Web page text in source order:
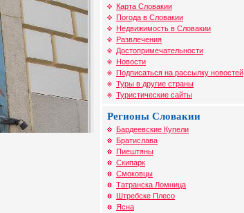
Карта Словакии
Погода в Словакии
Недвижимость в Словакии
Развлечения
Достопримечательности
Новости
Подписаться на рассылку новостей
Туры в другие страны
Туристические сайты
Регионы Словакии
Бардеевские Купели
Братислава
Пиештяны
Скипарк
Смоковцы
Татранска Ломница
Штребске Плесо
Ясна